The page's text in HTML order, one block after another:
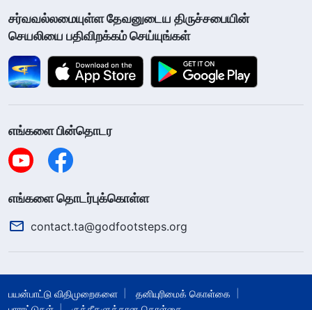
சர்வவல்லமையுள்ள தேவனுடைய திருச்சபையின்
செயலியை பதிவிறக்கம் செய்யுங்கள்
எங்களை பின்தொடர
எங்களை தொடர்புக்கொள்ள
contact.ta@godfootsteps.org
பயன்பாட்டு விதிமுறைகளை
தனியுரிமைக் கொள்கை